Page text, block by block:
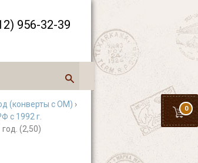
956-32-39
0
(конверты с ОМ) ›
с 1992 г.
(2,50)